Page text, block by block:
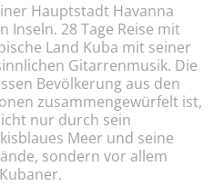
Hauptstadt Havanna
Inseln. 28 Tage Reise mit
Land Kuba mit seiner
Gitarrenmusik. Die
Bevölkerung aus den
zusammengewürfelt ist,
nur durch sein
Meer und seine
sondern vor allem